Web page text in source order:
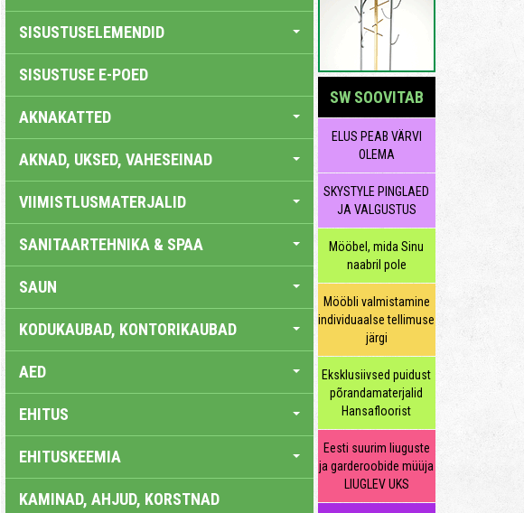
SISUSTUSELEMENDID
SISUSTUSE E-POED
AKNAKATTED
AKNAD, UKSED, VAHESEINAD
VIIMISTLUSMATERJALID
SANITAARTEHNIKA & SPAA
SAUN
KODUKAUBAD, KONTORIKAUBAD
AED
EHITUS
EHITUSKEEMIA
KAMINAD, AHJUD, KORSTNAD
SW SOOVITAB
ELUS PEAB VÄRVI
OLEMA
SKYSTYLE PINGLAED
JA VALGUSTUS
Mööbel, mida Sinu
naabril pole
Mööbli valmistamine
individuaalse tellimuse
järgi
Eksklusiivsed puidust
põrandamaterjalid
Hansafloorist
Eesti suurim liuguste
ja garderoobide müüja
LIUGLEV UKS